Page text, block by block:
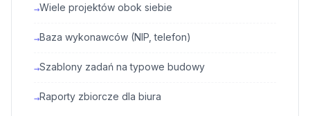
→Wiele projektów obok siebie
→Baza wykonawców (NIP, telefon)
→Szablony zadań na typowe budowy
→Raporty zbiorcze dla biura